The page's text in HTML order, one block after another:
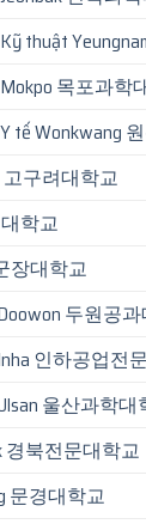
Kỹ thuật
Mokpo 목포과학
Y tế Wonkwang
고구려대학교
학교
장대학교
두원공
인하공업전
울산과학대
경북전문대학교
문경대학교